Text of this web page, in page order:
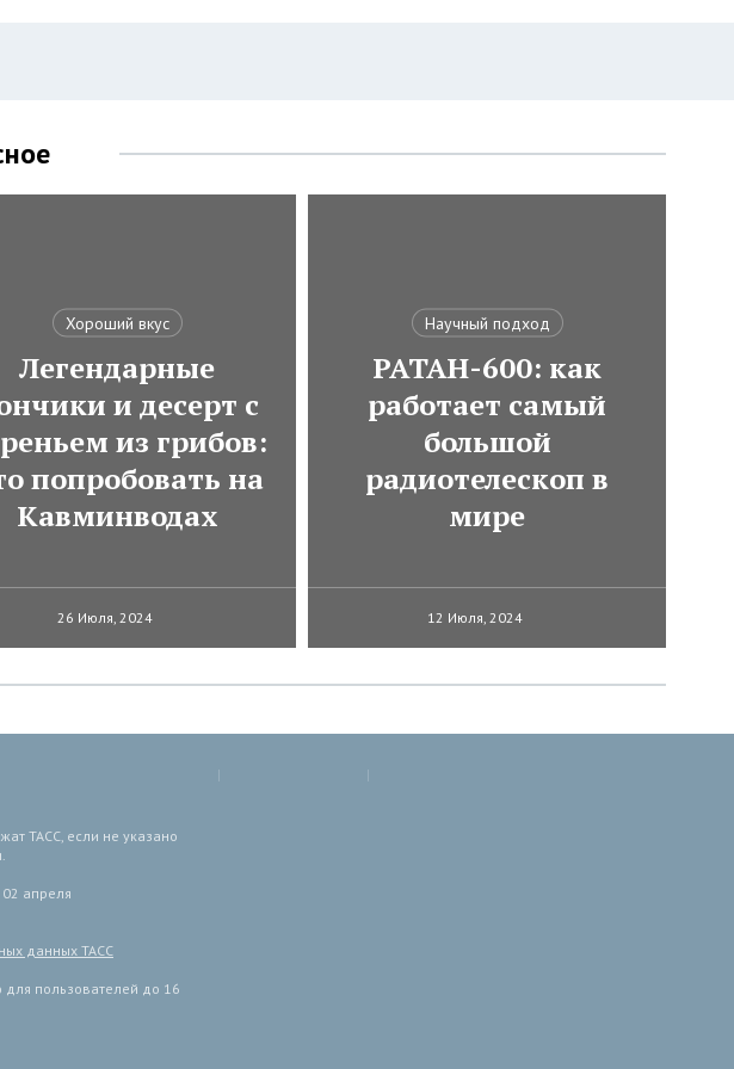
Хороший вкус
Легендарные
и десерт с
из грибов:
попробовать на
Кавминводах
26 Июля, 2024
Научный подход
РАТАН-600: как
работает самый
большой
радиотелескоп в
мире
12 Июля, 2024
ТАСС, если не указано
апреля
данных ТАСС
пользователей до 16